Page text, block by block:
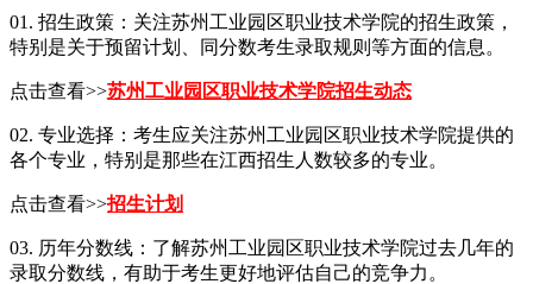
01. 招生政策：关注苏州工业园区职业技术学院的招生政策，
特别是关于预留计划、同分数考生录取规则等方面的信息。
点击查看>>苏州工业园区职业技术学院招生动态
02. 专业选择：考生应关注苏州工业园区职业技术学院提供的
各个专业，特别是那些在江西招生人数较多的专业。
点击查看>>招生计划
03. 历年分数线：了解苏州工业园区职业技术学院过去几年的
录取分数线，有助于考生更好地评估自己的竞争力。